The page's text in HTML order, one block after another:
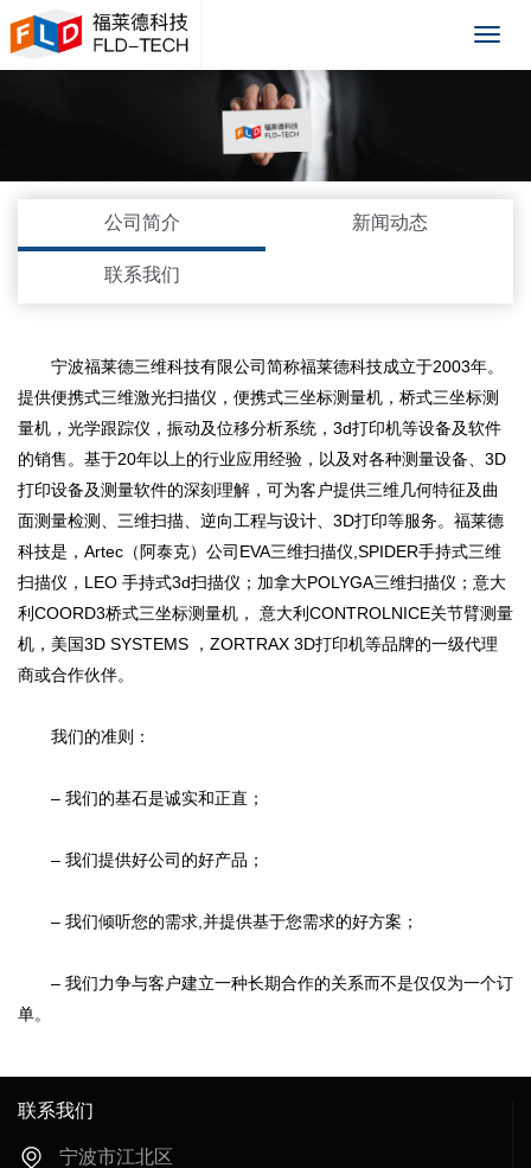
福莱
公司简介 新闻动态
联系我们
宁波福莱德三维科技有限公司简称福莱德科技成立于2003年。
提供便携式三维激光扫描仪，便携式三坐标测量机，桥式三坐标测
量机，光学跟踪仪，振动及位移分析系统，3d打印机等设备及软件
的销售。基于20年以上的行业应用经验，以及对各种测量设备、3D
打印设备及测量软件的深刻理解，可为客户提供三维几何特征及曲
面测量检测、三维扫描、逆向工程与设计、3D打印等服务。福莱德
科技是，Artec（阿泰克）公司EVA三维扫描仪,SPIDER手持式三维
扫描仪，LEO 手持式3d扫描仪；加拿大POLYGA三维扫描仪；意大
利COORD3桥式三坐标测量机， 意大利CONTROLNICE关节臂测量
机，美国3D SYSTEMS ，ZORTRAX 3D打印机等品牌的一级代理
商或合作伙伴。
我们的准则：
– 我们的基石是诚实和正直；
– 我们提供好公司的好产品；
– 我们倾听您的需求,并提供基于您需求的好方案；
– 我们力争与客户建立一种长期合作的关系而不是仅仅为一个订
单。
联系我们
宁波市江北区